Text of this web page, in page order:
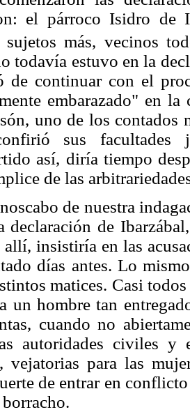
el párroco Isidro de
sujetos más, vecinos
todavía estuvo en la
de continuar con el
embarazado" en
uno de los contados
sus facultades
así, diría tiempo
de las
de nuestra
declaración de
allí, insistiría en las
días antes. Lo
matices. Casi
un hombre tan
cuando no
autoridades civiles y
vejatorias para las
de entrar en
borracho.